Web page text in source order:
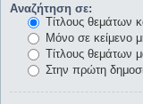
Αναζήτηση σε:
Τίτλους θεμάτων
Μόνο σε κείμενο
Τίτλους θεμάτων
Στην πρώτη